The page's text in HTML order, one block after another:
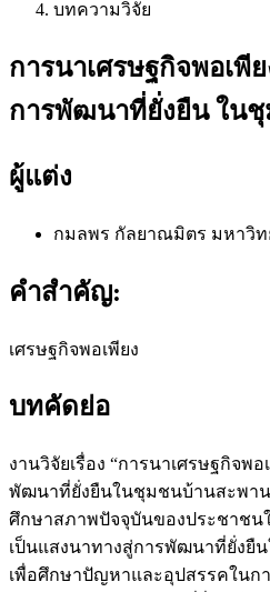
บทความวิจัย
การนาเศรษฐกิจพอเพี
การพัฒนาที่ยั่งยืน ใน
ผู้แต่ง
กมลพร กัลยาณมิตร มหาวิท
คำสำคัญ:
เศรษฐกิจพอเพียง
บทคัดย่อ
งานวิจัยเรื่อง “การนาเศรษฐกิจพ
พัฒนาที่ยั่งยืนในชุมชนบ้านสะพาน
ศึกษาสภาพปัจจุบันของประชาชน
เป็นแสงนาทางสู่การพัฒนาที่ยั่งยื
เพื่อศึกษาปัญหาและอุปสรรคในกา